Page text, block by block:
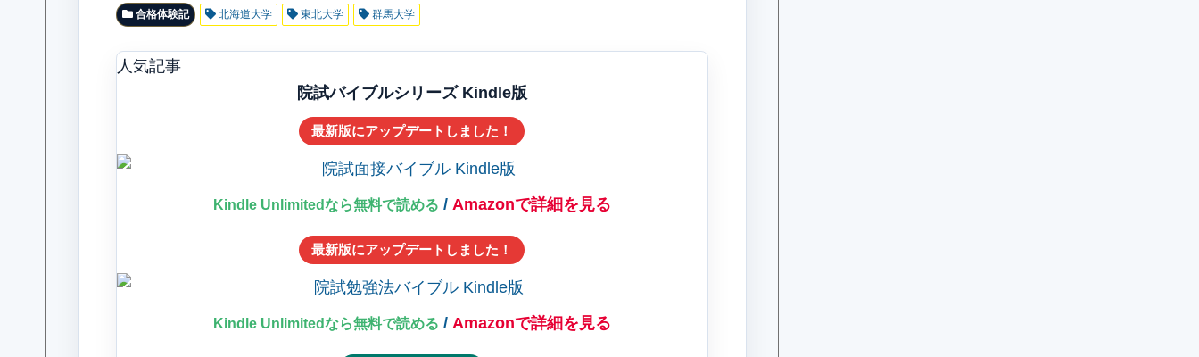
合格体験記 北海道大学 東北大学 群馬大学
人気記事
院試バイブルシリーズ Kindle版
最新版にアップデートしました！
Kindle Unlimitedなら無料で読める / Amazonで詳細を見る
最新版にアップデートしました！
Kindle Unlimitedなら無料で読める / Amazonで詳細を見る